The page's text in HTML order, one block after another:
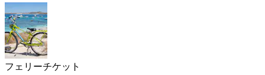
フェリーチケット